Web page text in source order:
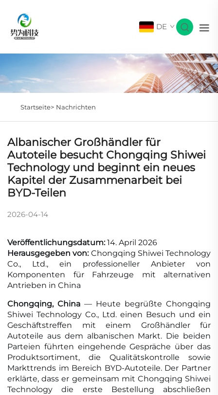
DE
Startseite> Nachrichten
Albanischer Großhändler für
Autoteile besucht Chongqing Shiwei
Technology und beginnt ein neues
Kapitel der Zusammenarbeit bei
BYD-Teilen
2026-04-14
Veröffentlichungsdatum:14. April 2026
Herausgegeben von: Chongqing Shiwei Technology
Co., Ltd., ein professioneller Anbieter von
Komponenten für Fahrzeuge mit alternativen
Antrieben in China
Chongqing, China — Heute begrüßte Chongqing
Shiwei Technology Co., Ltd. einen Besuch und ein
Geschäftstreffen mit einem Großhändler für
Autoteile aus dem albanischen Markt. Die beiden
Parteien führten eingehende Gespräche über das
Produktsortiment, die Qualitätskontrolle sowie
Markttrends im Bereich BYD-Autoteile. Der Partner
erklärte, dass er gemeinsam mit Chongqing Shiwei
Technology die erste Bestellung abschließen